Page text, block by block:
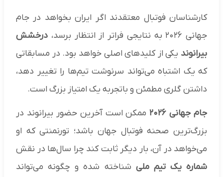
کارشناسان فوتبال معتقدند اگر ایران بخواهد در جام
جهانی ۲۰۲۶ به نتایجی فراتر از انتظار برسد،
درخشش
بیرانوند یکی از کلیدهای اصلی خواهد بود. در مسابقاتی
که یک اشتباه می‌تواند سرنوشت تیم‌ها را تغییر دهد،
داشتن گلری مطمئن و باتجربه یک امتیاز بزرگ است.
جام جهانی ۲۰۲۶
ممکن است آخرین حضور بیرانوند در
بزرگ‌ترین صحنه فوتبال جهان باشد؛ تورنمنتی که او
می‌خواهد در آن، بار دیگر ثابت کند چرا سال‌ها در نقش
شماره یک تیم ملی شناخته شده و چگونه می‌تواند